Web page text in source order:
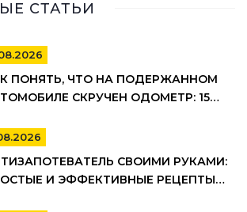
СТАТЬИ
ПОНЯТЬ, ЧТО НА ПОДЕРЖАННОМ
СКРУЧЕН ОДОМЕТР: 15
СВОИМИ РУКАМИ:
И ЭФФЕКТИВНЫЕ РЕЦЕПТЫ